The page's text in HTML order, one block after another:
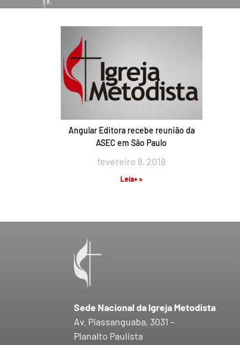
Angular Editora recebe reunião da
ASEC em São Paulo
fevereiro 8, 2018
Leia+ »
Sede Nacional da Igreja Metodista
Av. Piassanguaba, 3031 –
Planalto Paulista